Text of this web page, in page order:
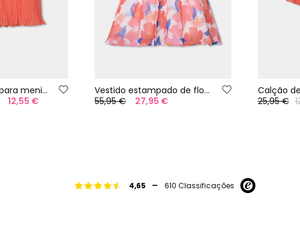
Blusa vermelha para menina
12,55 €
Vestido estampado de flores
55,95 €
27,95 €
Calção
25,95 €
4,65 - 610 Classificações